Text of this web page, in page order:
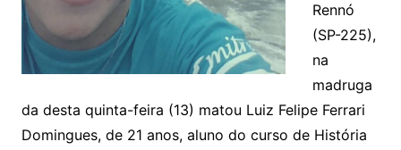
Rennó
(SP-225),
na
madruga
da desta quinta-feira (13) matou Luiz Felipe Ferrari
Domingues, de 21 anos, aluno do curso de História